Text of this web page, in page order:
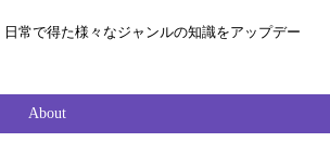
常で得た様々なジャンルの知識をアップデー
About